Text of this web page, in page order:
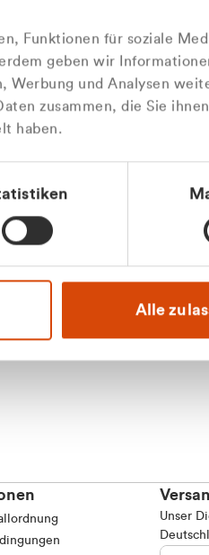
Funktionen für soziale
geben wir
Werbung und Analysen
zusammen, die Sie
haben.
Alle
persönlich
Unser